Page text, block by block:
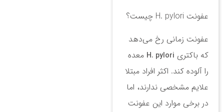
عفونت H. pylori چیست؟
عفونت زمانی رخ می‌دهد
که باکتری H. pylori معده
را آلوده کند. اکثر افراد مبتلا
علایم مشخصی ندارند، اما
در برخی موارد این عفونت